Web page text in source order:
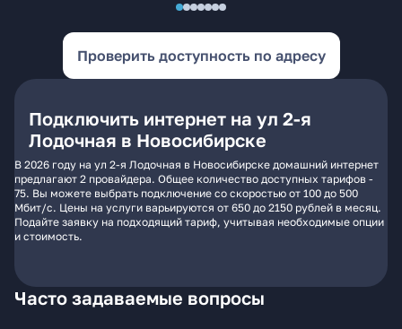
Проверить доступность по адресу
Подключить интернет на ул 2-я
Лодочная в Новосибирске
В 2026 году на ул 2-я Лодочная в Новосибирске домашний интернет
предлагают 2 провайдера. Общее количество доступных тарифов -
75. Вы можете выбрать подключение со скоростью от 100 до 500
Мбит/с. Цены на услуги варьируются от 650 до 2150 рублей в месяц.
Подайте заявку на подходящий тариф, учитывая необходимые опции
и стоимость.
Часто задаваемые вопросы